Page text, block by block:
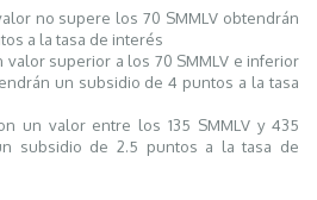
no supere los 70 SMMLV obtendrán
a la tasa de interés
valor superior a los 70 SMMLV e inferior
un subsidio de 4 puntos a la tasa
un valor entre los 135 SMMLV y 435
subsidio de 2.5 puntos a la tasa de